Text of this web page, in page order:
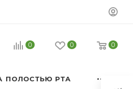
0 0 0
ПОЛОСТЬЮ РТА